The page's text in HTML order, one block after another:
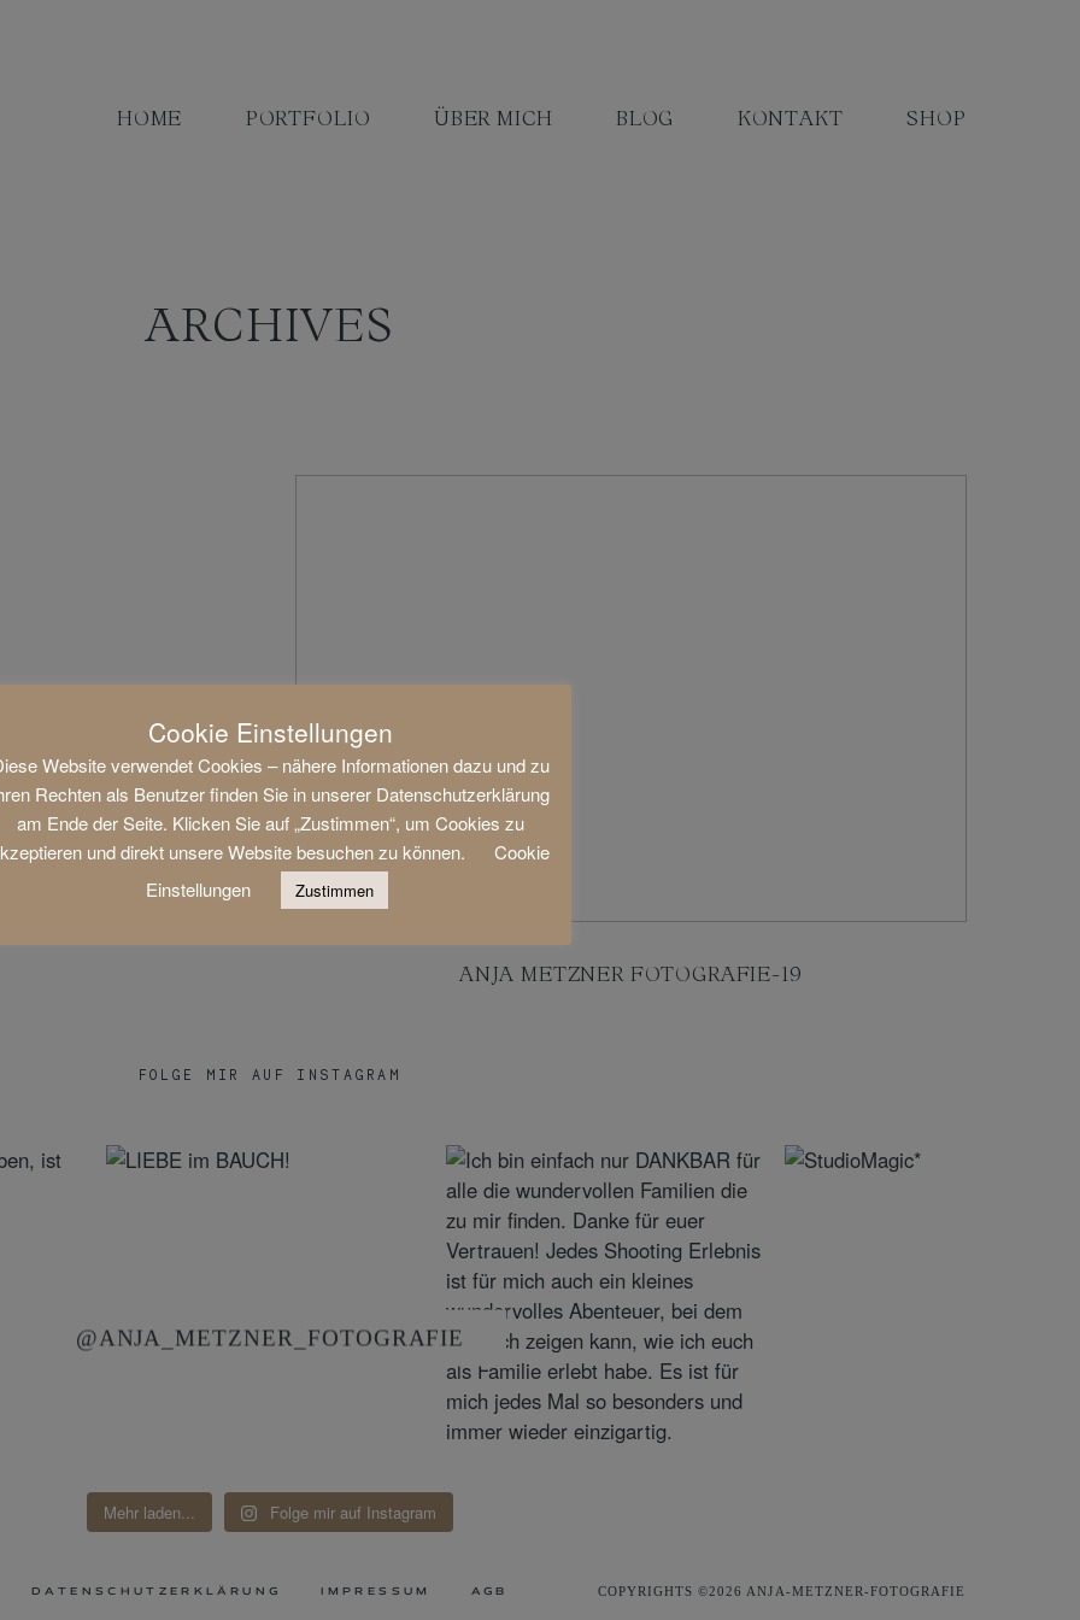
HOME PORTFOLIO ÜBER MICH BLOG KONTAKT SHOP
ARCHIVES
ANJA METZNER FOTOGRAFIE-19
FOLGE MIR AUF INSTAGRAM
@ANJA_METZNER_FOTOGRAFIE
Mehr laden... Folge mir auf Instagram
DATENSCHUTZERKLÄRUNG IMPRESSUM AGB COPYRIGHTS ©2026 ANJA-METZNER-FOTOGRAFIE
Cookie Einstellungen
Website verwendet Cookies – nähere Informationen dazu und zu
Rechten als Benutzer finden Sie in unserer Datenschutzerklärung
am Ende der Seite. Klicken Sie auf „Zustimmen“, um Cookies zu
und direkt unsere Website besuchen zu können.
Cookie
Einstellungen
Zustimmen